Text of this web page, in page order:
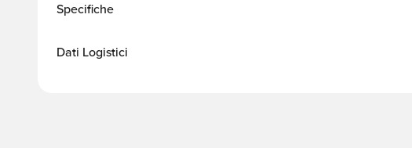
Specifiche
Dati Logistici